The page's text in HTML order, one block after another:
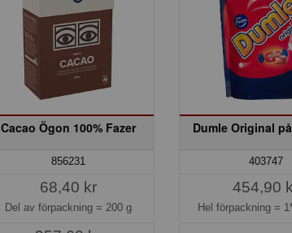
Cacao Ögon 100% Fazer
856231
68,40 kr
Del av förpackning = 200 g
Dumle Original
403747
454,90
Hel förpackning =